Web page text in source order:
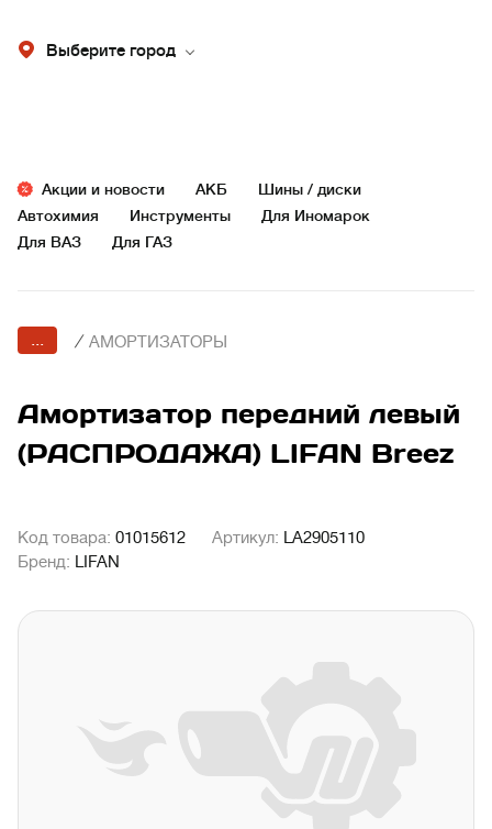
Выберите город
Акции и новости АКБ
Шины / диски
Автохимия
Инструменты
Для Иномарок
Для ВАЗ
Для ГАЗ
... / АМОРТИЗАТОРЫ
Амортизатор передний левый
(РАСПРОДАЖА) LIFAN Breez
Код товара: 01015612 Артикул: LA2905110
Бренд: LIFAN